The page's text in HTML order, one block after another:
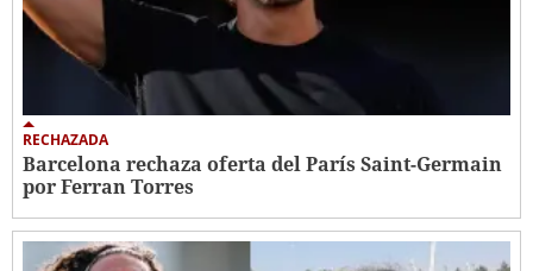
RECHAZADA
Barcelona rechaza oferta del París Saint-Germain
por Ferran Torres